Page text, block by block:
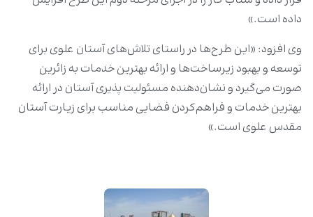
داده است.»
وی افزود: «این طرح‌‌ها در راستای تلاش‌های آستان علوی برای
توسعه و بهبود زیرساخت‌ها و ارائه بهترین خدمات به زائرین
صورت می‌گیرد و نشان‌دهنده مسئولیت پذیری آستان در ارائه
بهترین خدمات و فراهم‌کردن فضایی مناسب برای زیارت آستان
مقدس علوی است.»